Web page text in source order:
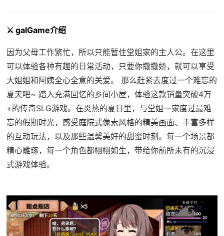
⚔️ galGame介绍
因为父母工作繁忙，所以只能暂住堂姐家的主人公。在这里
可以体验各种有趣的日常活动，只要你撒撒娇，就可以享受
大姐姐和阿姨全心全意的关爱。 那么赶紧去度过一个难忘的
夏天吧~ 踏入充满回忆的乡间小屋，体验这款销量突破4万
+的传奇SLG游戏。在炎热的夏日里，与堂姐一家度过最难
忘的假期时光，感受庭院式像素风格的精美画面、丰富多样
的互动玩法，以及那些温馨美好的甜蜜时刻。每一个场景都
精心雕琢，每一个角色都栩栩如生，带给你前所未有的沉浸
式游戏体验。